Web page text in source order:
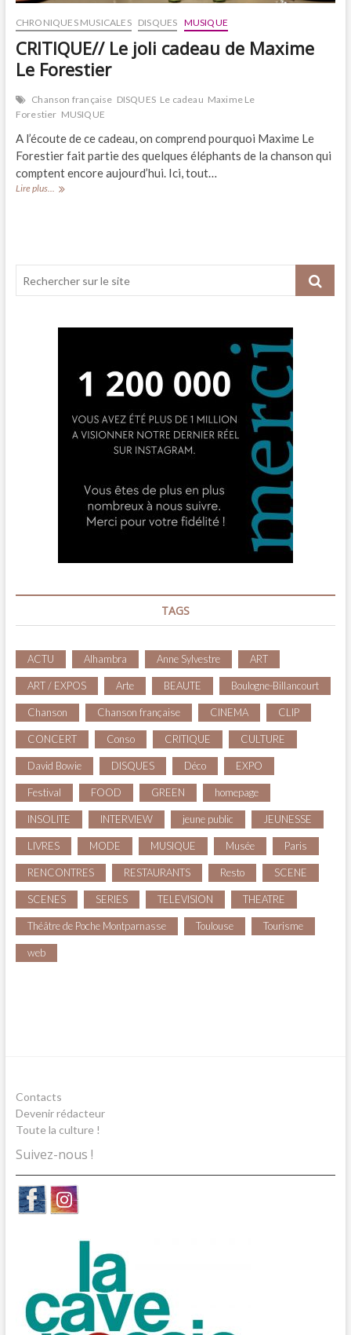
CHRONIQUES MUSICALES DISQUES MUSIQUE
CRITIQUE// Le joli cadeau de Maxime
Le Forestier
Chanson française DISQUES Le cadeau Maxime Le
Forestier MUSIQUE
A l’écoute de ce cadeau, on comprend pourquoi Maxime Le
Forestier fait partie des quelques éléphants de la chanson qui
comptent encore aujourd’hui. Ici, tout…
Lire plus... CRITIQUE//
Forestier
TAGS
ACTU Alhambra Anne Sylvestre ART
ART / EXPOS Arte BEAUTE Boulogne-Billancourt
Chanson Chanson française CINEMA CLIP
CONCERT Conso CRITIQUE CULTURE
David Bowie DISQUES Déco EXPO
Festival FOOD GREEN homepage
INSOLITE INTERVIEW jeune public JEUNESSE
LIVRES MODE MUSIQUE Musée Paris
RENCONTRES RESTAURANTS Resto SCENE
SCENES SERIES TELEVISION THEATRE
Théâtre de Poche Montparnasse Toulouse Tourisme
web
Contacts
Devenir rédacteur
Toute la culture !
Suivez-nous !